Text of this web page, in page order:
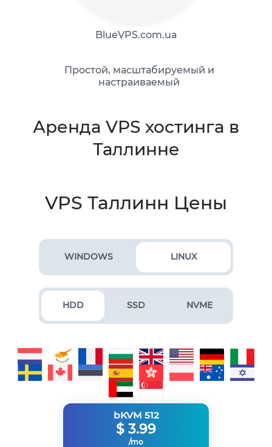
Аренда VPS хостинга в
Таллинне
BlueVPS.com.ua
Простой, масштабируемый и
настраиваемый
VPS Таллинн Цены
WINDOWS LINUX
HDD SSD NVME
bKVM 512
$ 3.99
/mo